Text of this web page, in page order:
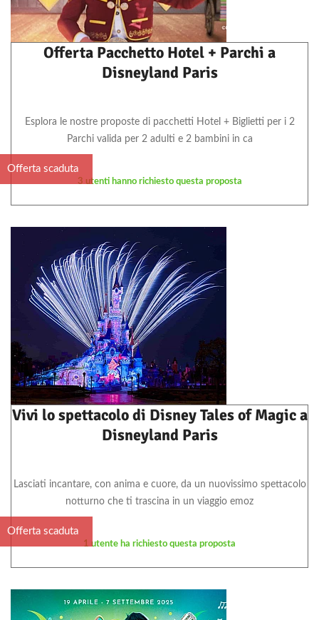
Offerta scaduta
Offerta Pacchetto Hotel + Parchi a
Disneyland Paris
Esplora le nostre proposte di pacchetti Hotel + Biglietti per i 2
Parchi valida per 2 adulti e 2 bambini in ca
3 utenti hanno richiesto questa proposta
Offerta scaduta
Vivi lo spettacolo di Disney Tales of Magic a
Disneyland Paris
Lasciati incantare, con anima e cuore, da un nuovissimo spettacolo
notturno che ti trascina in un viaggio emoz
1 utente ha richiesto questa proposta